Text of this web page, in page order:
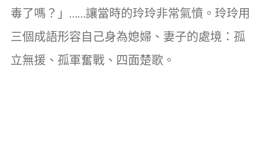
毒了嗎？」……讓當時的玲玲非常氣憤。玲玲用
三個成語形容自己身為媳婦、妻子的處境：孤
立無援、孤軍奮戰、四面楚歌。